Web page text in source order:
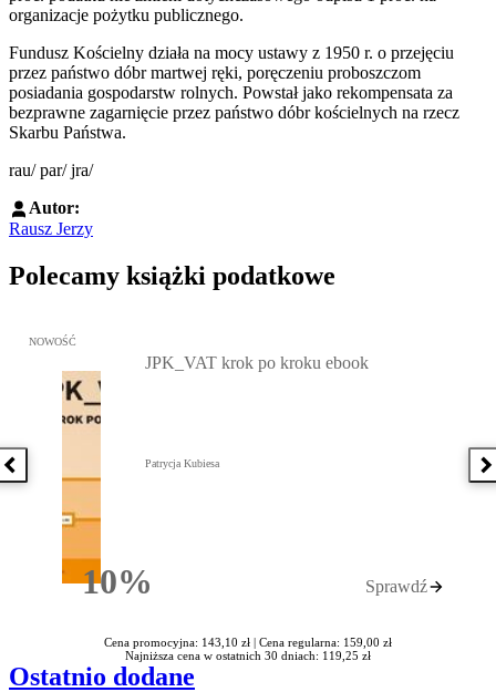
organizacje pożytku publicznego.
Fundusz Kościelny działa na mocy ustawy z 1950 r. o przejęciu
przez państwo dóbr martwej ręki, poręczeniu proboszczom
posiadania gospodarstw rolnych. Powstał jako rekompensata za
bezprawne zagarnięcie przez państwo dóbr kościelnych na rzecz
Skarbu Państwa.
rau/ par/ jra/
Autor:
Rausz Jerzy
Polecamy książki podatkowe
Poprzednia książka
Przejdź do: JPK_VAT krok po kroku ebook, Patrycja Kubiesa -
NOWOŚĆ
10%Rabatu
JPK_VAT krok po kroku ebook
Patrycja Kubiesa
Sprawdź
Cena promocyjna: 143,10 zł | Cena regularna: 159,00 zł
Najniższa cena w ostatnich 30 dniach: 119,25 zł
Ostatnio dodane